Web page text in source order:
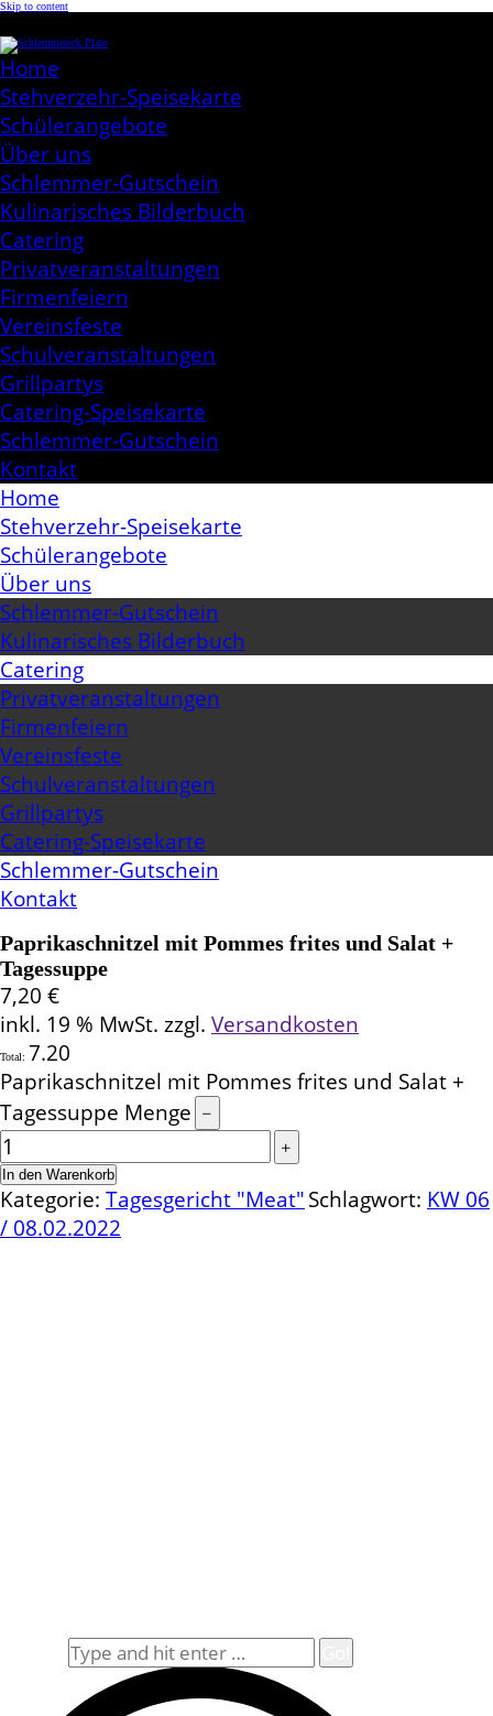
Skip to content
Home
Stehverzehr-Speisekarte
Schülerangebote
Über uns
Schlemmer-Gutschein
Kulinarisches Bilderbuch
Catering
Privatveranstaltungen
Firmenfeiern
Vereinsfeste
Schulveranstaltungen
Grillpartys
Catering-Speisekarte
Schlemmer-Gutschein
Kontakt
Home
Stehverzehr-Speisekarte
Schülerangebote
Über uns
Schlemmer-Gutschein
Kulinarisches Bilderbuch
Catering
Privatveranstaltungen
Firmenfeiern
Vereinsfeste
Schulveranstaltungen
Grillpartys
Catering-Speisekarte
Schlemmer-Gutschein
Kontakt
Paprikaschnitzel mit Pommes frites und Salat +
Tagessuppe
7,20 €
inkl. 19 % MwSt. zzgl. Versandkosten
Total: 7.20
Paprikaschnitzel mit Pommes frites und Salat +
Tagessuppe Menge
In den Warenkorb
Kategorie: Tagesgericht "Meat"Schlagwort: KW 06
/ 08.02.2022